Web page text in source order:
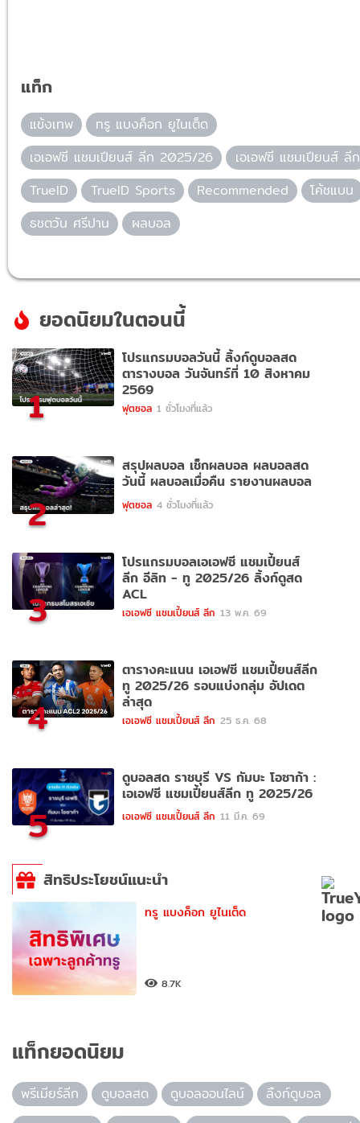
แท็ก
แข้งเทพ
ทรู แบงค็อก ยูไนเต็ด
เอเอฟซี แชมเปียนส์ ลีก 2025/26
เอเอฟซี แชมเปียนส์ ลีก
TrueID
TrueID Sports Recommended
โค้ชแบน
ธชตวัน ศรีปาน
ผลบอล
ยอดนิยมในตอนนี้
1
โปรแกรมบอลวันนี้ ลิ้งก์ดูบอลสด
ตารางบอล วันจันทร์ที่ 10 สิงหาคม
2569
ฟุตซอล 1 ชั่วโมงที่แล้ว
2
สรุปผลบอล เช็กผลบอล ผลบอลสด
วันนี้ ผลบอลเมื่อคืน รายงานผลบอล
ฟุตซอล 4 ชั่วโมงที่แล้ว
3
โปรแกรมบอลเอเอฟซี แชมเปี้ยนส์
ลีก อีลิท - ทู 2025/26 ลิ้งก์ดูสด
ACL
เอเอฟซี แชมเปี้ยนส์ ลีก 13 พ.ค. 69
4
ตารางคะแนน เอเอฟซี แชมเปี้ยนส์ลีก
ทู 2025/26 รอบแบ่งกลุ่ม อัปเดต
ล่าสุด
เอเอฟซี แชมเปี้ยนส์ ลีก 25 ธ.ค. 68
5
ดูบอลสด ราชบุรี VS กัมบะ โอซาก้า :
เอเอฟซี แชมเปี้ยนส์ลีก ทู 2025/26
เอเอฟซี แชมเปี้ยนส์ ลีก 11 มี.ค. 69
สิทธิประโยชน์แนะนำ
ทรู แบงค็อก ยูไนเต็ด
8.7K
แท็กยอดนิยม
พรีเมียร์ลีก ดูบอลสด ดูบอลออนไลน์
ลิ้งก์ดูบอล